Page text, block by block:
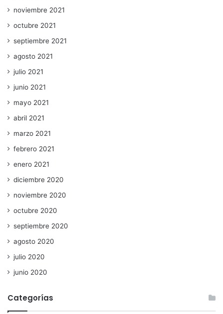
noviembre 2021
octubre 2021
septiembre 2021
agosto 2021
julio 2021
junio 2021
mayo 2021
abril 2021
marzo 2021
febrero 2021
enero 2021
diciembre 2020
noviembre 2020
octubre 2020
septiembre 2020
agosto 2020
julio 2020
junio 2020
Categorías